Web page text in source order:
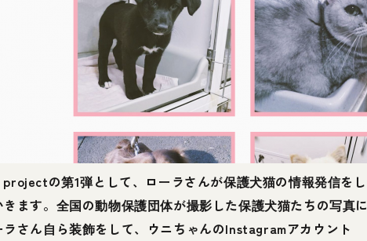
projectの第1弾として、ローラさんが保護犬猫の情報発信をし
きます。全国の動物保護団体が撮影した保護犬猫たちの写真に
ラさん自ら装飾をして、ウニちゃんのInstagramアカウント